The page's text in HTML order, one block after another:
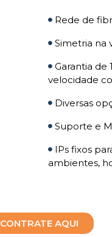
Rede de
Simetria na
Garantia de
velocidade
Diversas
Suporte e
IPs fixos
ambientes,
CONTRATE AQUI